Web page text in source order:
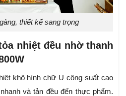
thiết kế sang trọng
nhiệt đều nhờ thanh
khô hình chữ U công suất cao
và tản đều đến thực phẩm.